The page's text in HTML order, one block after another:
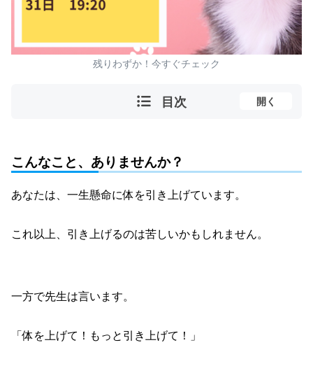
残りわずか！今すぐチェック
目次 開く
こんなこと、ありませんか？
あなたは、一生懸命に体を引き上げています。
これ以上、引き上げるのは苦しいかもしれません。
一方で先生は言います。
「体を上げて！もっと引き上げて！」